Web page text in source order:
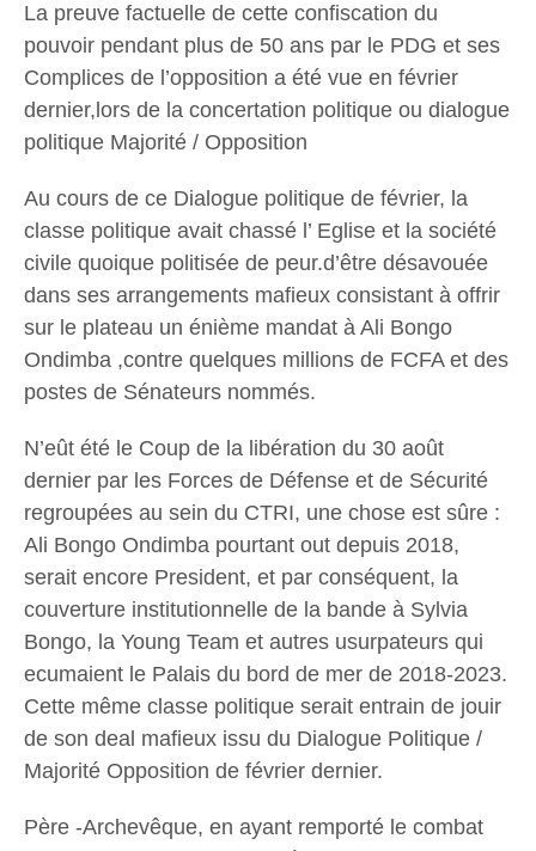
La preuve factuelle de cette confiscation du
pouvoir pendant plus de 50 ans par le PDG et ses
Complices de l’opposition a été vue en février
dernier,lors de la concertation politique ou dialogue
politique Majorité / Opposition
Au cours de ce Dialogue politique de février, la
classe politique avait chassé l’ Eglise et la société
civile quoique politisée de peur.d’être désavouée
dans ses arrangements mafieux consistant à offrir
sur le plateau un énième mandat à Ali Bongo
Ondimba ,contre quelques millions de FCFA et des
postes de Sénateurs nommés.
N’eût été le Coup de la libération du 30 août
dernier par les Forces de Défense et de Sécurité
regroupées au sein du CTRI, une chose est sûre :
Ali Bongo Ondimba pourtant out depuis 2018,
serait encore President, et par conséquent, la
couverture institutionnelle de la bande à Sylvia
Bongo, la Young Team et autres usurpateurs qui
ecumaient le Palais du bord de mer de 2018-2023.
Cette même classe politique serait entrain de jouir
de son deal mafieux issu du Dialogue Politique /
Majorité Opposition de février dernier.
Père -Archevêque, en ayant remporté le combat